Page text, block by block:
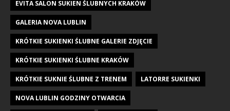
EVITA SALON SUKIEN ŚLUBNYCH KRAKÓW
GALERIA NOVA LUBLIN
KRÓTKIE SUKIENKI ŚLUBNE GALERIE ZDJĘCIE
KRÓTKIE SUKIENKI ŚLUBNE KRAKÓW
KRÓTKIE SUKNIE ŚLUBNE Z TRENEM LATORRE SUKIENKI
NOVA LUBLIN GODZINY OTWARCIA